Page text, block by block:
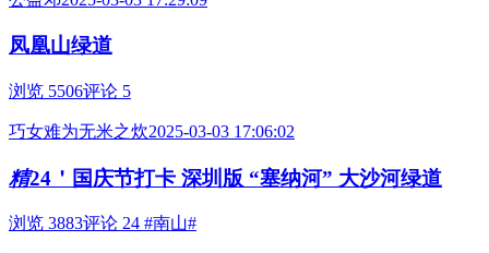
凤凰山绿道
浏览 5506评论 5
巧女难为无米之炊2025-03-03 17:06:02
精24＇国庆节打卡 深圳版 “塞纳河” 大沙河绿道
浏览 3883评论 24 #南山#